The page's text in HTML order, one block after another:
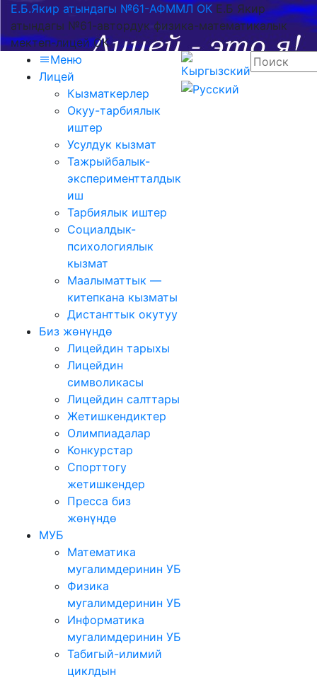
Е.Б.Якир атындагы №61-АФММЛ ОК Е.Б Якир
атындагы №61-автордук физика-математикалык
мектеп-лицей ОК
Меню
Лицей
Кызматкерлер
Окуу-тарбиялык
иштер
Усулдук кызмат
Тажрыйбалык-
экспериментталдык
иш
Тарбиялык иштер
Социалдык-
психологиялык
кызмат
Маалыматтык —
китепкана кызматы
Дистанттык окутуу
Биз жөнүндө
Лицейдин тарыхы
Лицейдин
символикасы
Лицейдин салттары
Жетишкендиктер
Олимпиадалар
Конкурстар
Спорттогу
жетишкендер
Пресса биз
жөнүндө
МУБ
Математика
мугалимдеринин УБ
Физика
мугалимдеринин УБ
Информатика
мугалимдеринин УБ
Табигый-илимий
циклдын